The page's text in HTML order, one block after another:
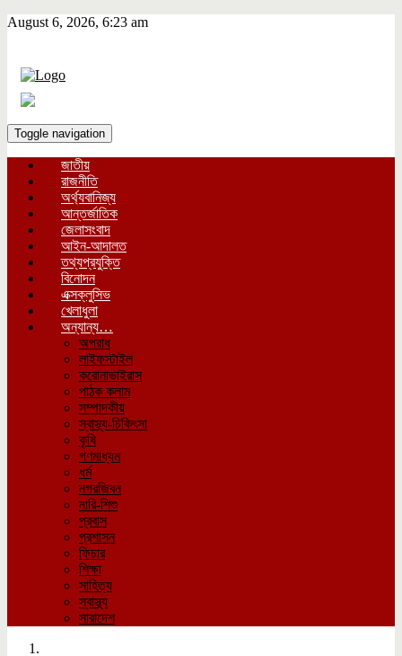
August 6, 2026, 6:23 am
Toggle navigation
জাতীয়
রাজনীতি
অর্থ্যবানিজ্য
আন্তর্জাতিক
জেলাসংবাদ
আইন-আদালত
তথ্যপ্রযুক্তি
বিনোদন
এক্সক্লুসিভ
খেলাধুলা
অন্যান্য…
অপরাধ
লাইফস্টাইল
করোনাভাইরাস
পাঠক কলাম
সম্পাদকীয়
স্বাস্থ্য-চিকিৎসা
কৃষি
গণমাধ্যম
ধর্ম
নগরজিবন
নারি-শিশু
প্রবাস
প্রশাসন
ফিচার
শিক্ষা
সাহিত্য
স্বাস্থ্য
সারাদেশ